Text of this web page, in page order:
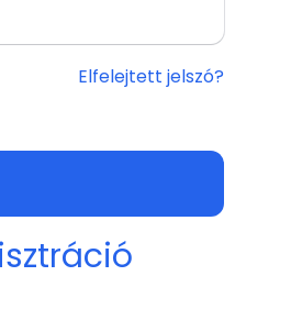
Elfelejtett jelszó?